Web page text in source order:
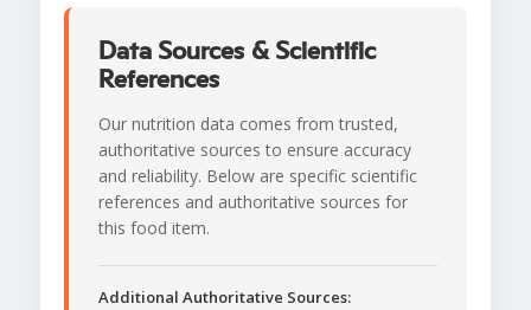
Data Sources & Scientific
References
Our nutrition data comes from trusted,
authoritative sources to ensure accuracy
and reliability. Below are specific scientific
references and authoritative sources for
this food item.
Additional Authoritative Sources: